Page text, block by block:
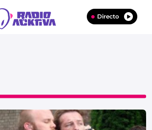
Directo